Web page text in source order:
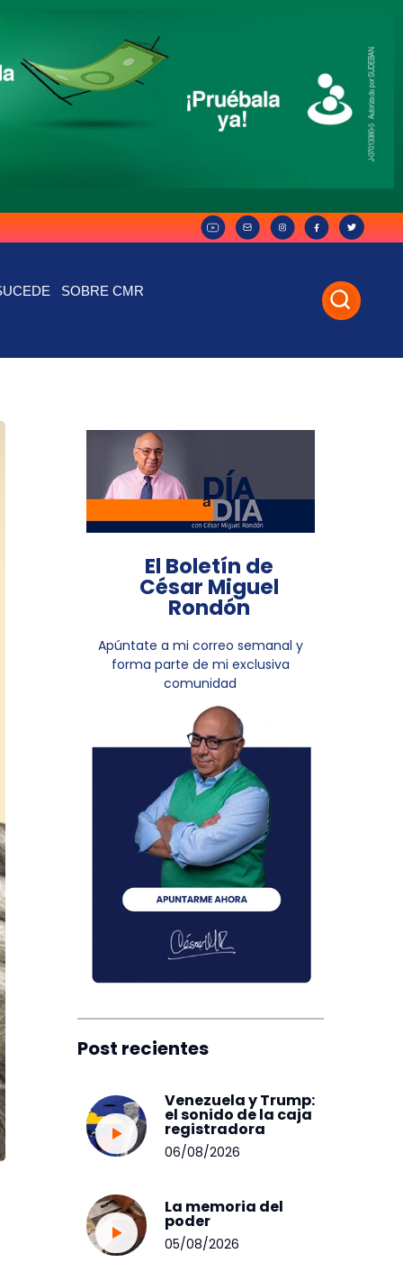
SOBRE CMR
El Boletín de
César Miguel
Rondón
Apúntate a mi correo semanal y
forma parte de mi exclusiva
comunidad
Post recientes
Venezuela y Trump:
el sonido de la caja
registradora
06/08/2026
La memoria del
poder
05/08/2026